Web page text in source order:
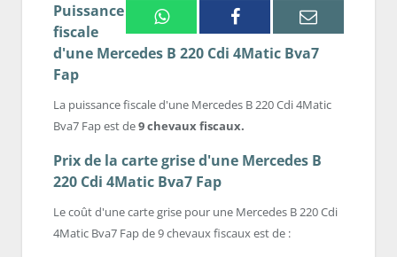
WhatsappFacebook Email
Puissance
fiscale
d'une Mercedes B 220 Cdi 4Matic Bva7
Fap
La puissance fiscale d'une Mercedes B 220 Cdi 4Matic
Bva7 Fap est de9 chevaux fiscaux.
Prix de la carte grise d'une Mercedes B
220 Cdi 4Matic Bva7 Fap
Le coût d'une carte grise pour une Mercedes B 220 Cdi
4Matic Bva7 Fap de 9 chevaux fiscaux est de :